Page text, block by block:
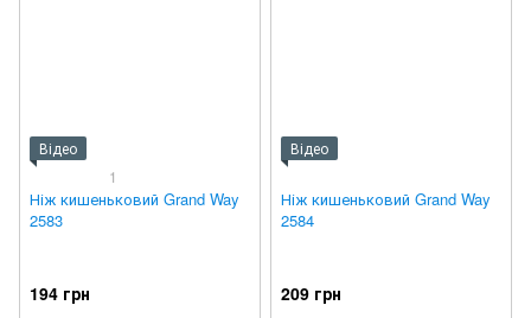
Відео
1
Ніж кишеньковий Grand Way
2583
194 грн
Відео
Ніж кишеньковий Grand Way
2584
209 грн